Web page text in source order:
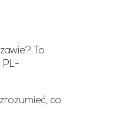
To
PL-
co